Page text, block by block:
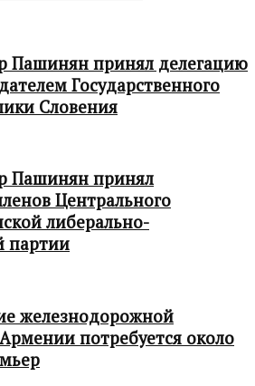
Пашинян принял делегацию
Государственного
Словения
Пашинян принял
Центрального
либерально-
партии
железнодорожной
потребуется около